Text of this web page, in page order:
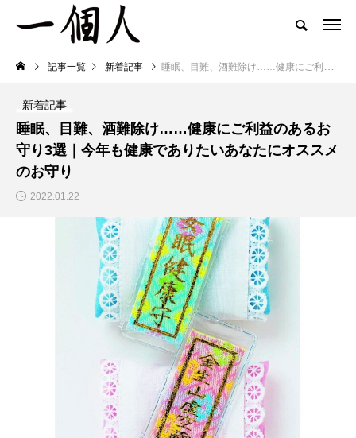
記事一覧 新着記事 睡眠、目難、酒難除け……健康にご利益のあるお守り3選｜今年も健康でありたいあなたにオススメのお守り
新着記事
睡眠、目難、酒難除け……健康にご利益のあるお
守り3選｜今年も健康でありたいあなたにオススメ
のお守り
2022.01.22